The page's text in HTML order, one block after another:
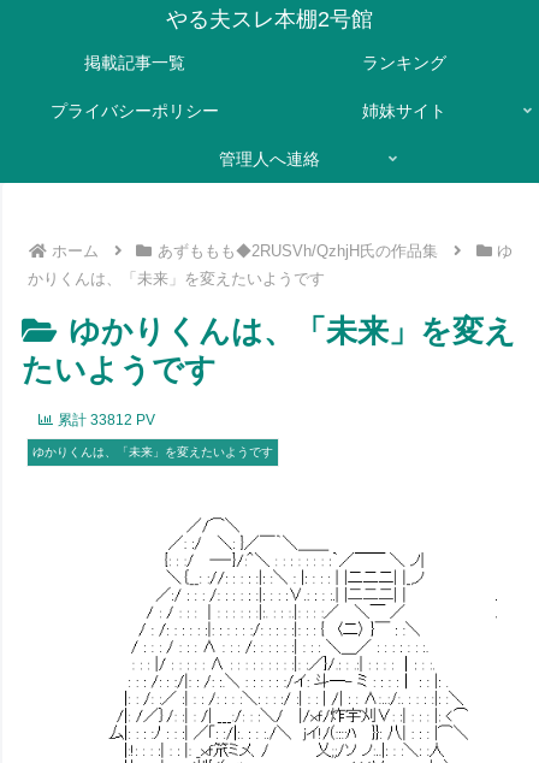
やる夫スレ本棚2号館
掲載記事一覧 ランキング
プライバシーポリシー 姉妹サイト
管理人へ連絡
ホーム あずももも◆2RUSVh/QzhjH氏の作品集
ゆ
かりくんは、「未来」を変えたいようです
ゆかりくんは、「未来」を変え
たいようです
累計 33812 PV
ゆかりくんは、「未来」を変えたいようです